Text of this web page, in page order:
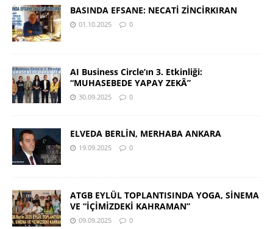
BASINDA EFSANE: NECATİ ZİNCİRKIRAN
01.10.2025 0
AI Business Circle’ın 3. Etkinliği:
“MUHASEBEDE YAPAY ZEKÂ”
30.09.2025 0
ELVEDA BERLİN, MERHABA ANKARA
19.09.2025 0
ATGB EYLÜL TOPLANTISINDA YOGA, SİNEMA
VE “İÇİMİZDEKİ KAHRAMAN”
09.09.2025 0